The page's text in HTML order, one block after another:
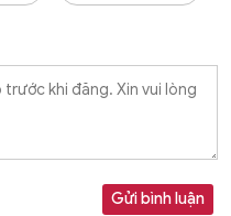
Gửi bình luận